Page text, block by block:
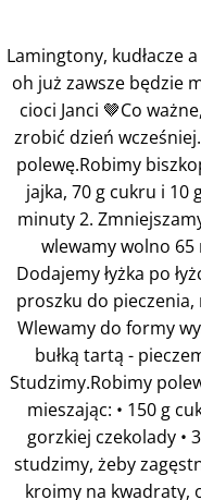
Lamingtony, kudłacze
oh już zawsze będzie
cioci Janci 🤎Co
zrobić dzień
polewę.Robimy
jajka, 70 g cukru i 10
minuty 2.
wlewamy wolno 65
Dodajemy łyżka po
proszku do pieczenia,
Wlewamy do formy
bułką tartą -
Studzimy.Robimy
mieszając: • 150 g
gorzkiej czekolady •
studzimy, żeby
kroimy na kwadraty,